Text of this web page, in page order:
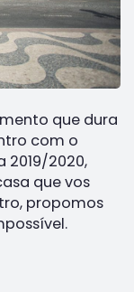
que dura
com o
2020,
que vos
propomos